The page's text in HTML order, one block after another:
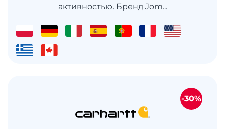
активностью. Бренд Jom...
-30%